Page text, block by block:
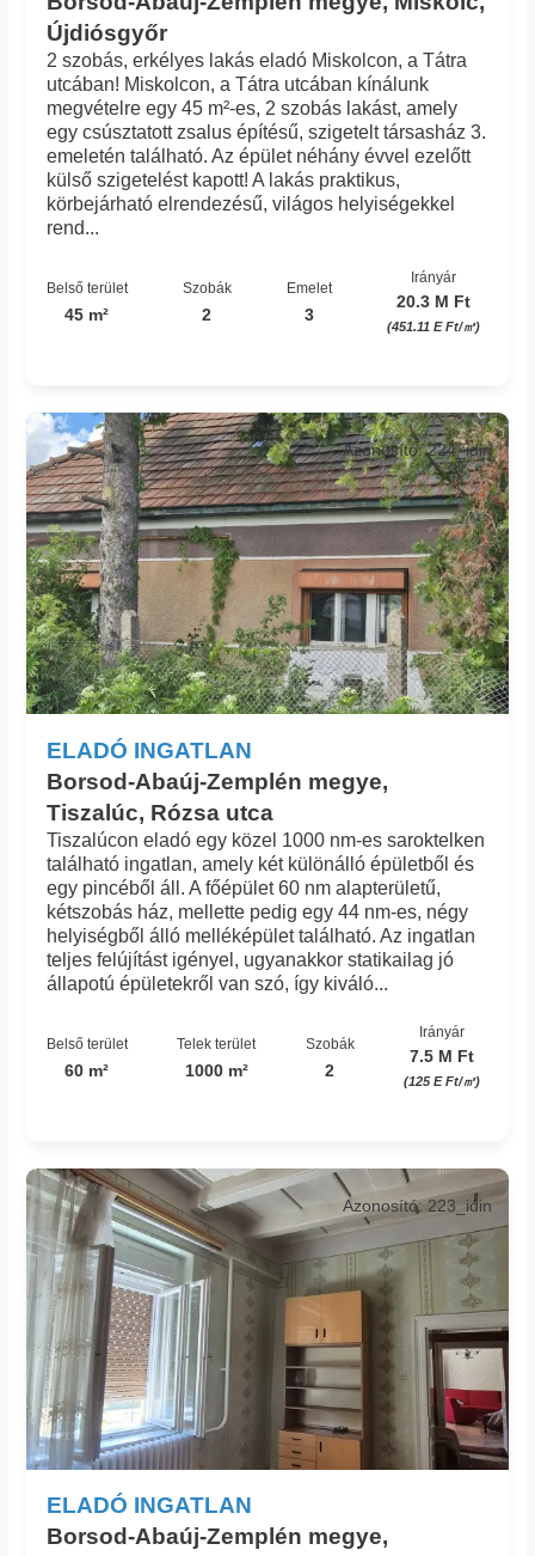
Újdiósgyőr
2 szobás, erkélyes lakás eladó Miskolcon, a Tátra
utcában! Miskolcon, a Tátra utcában kínálunk
megvételre egy 45 m²-es, 2 szobás lakást, amely
egy csúsztatott zsalus építésű, szigetelt társasház 3.
emeletén található. Az épület néhány évvel ezelőtt
külső szigetelést kapott! A lakás praktikus,
körbejárható elrendezésű, világos helyiségekkel
rend...
Belső terület
45 m²
Szobák
2
Emelet
3
Irányár
20.3 M Ft
(451.11 E Ft/㎡)
ELADÓ INGATLAN
Borsod-Abaúj-Zemplén megye,
Tiszalúc, Rózsa utca
Azonosító: 224_idin
Tiszalúcon eladó egy közel 1000 nm-es saroktelken
található ingatlan, amely két különálló épületből és
egy pincéből áll. A főépület 60 nm alapterületű,
kétszobás ház, mellette pedig egy 44 nm-es, négy
helyiségből álló melléképület található. Az ingatlan
teljes felújítást igényel, ugyanakkor statikailag jó
állapotú épületekről van szó, így kiváló...
Belső terület
60 m²
Telek terület
1000 m²
Szobák
2
Irányár
7.5 M Ft
(125 E Ft/㎡)
ELADÓ INGATLAN
Borsod-Abaúj-Zemplén megye,
Azonosító: 223_idin